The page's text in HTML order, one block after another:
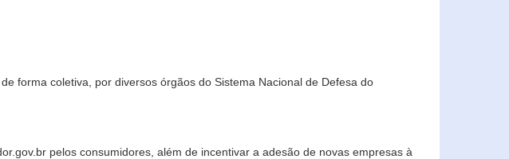
forma coletiva, por diversos órgãos do Sistema Nacional de Defesa do
pelos consumidores, além de incentivar a adesão de novas empresas à